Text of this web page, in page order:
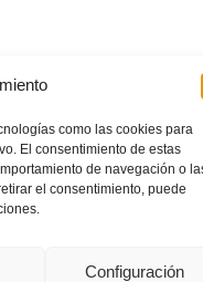
como las cookies para
El consentimiento de estas
de navegación o
el consentimiento, puede
Configuración